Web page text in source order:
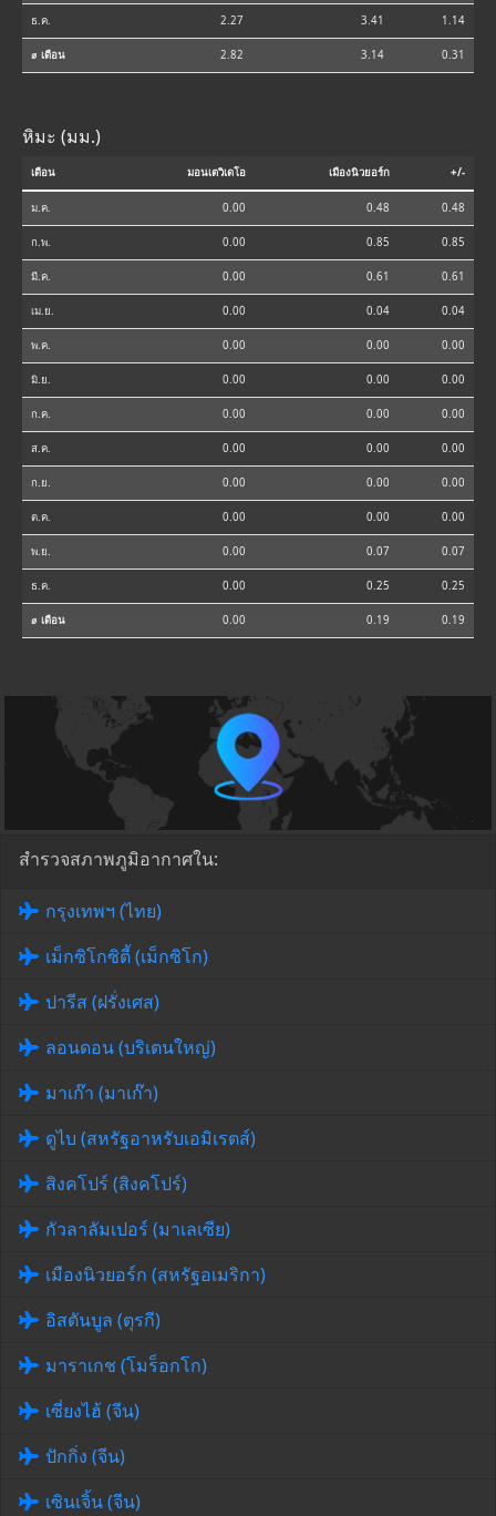
ธ.ค. 2.27 3.41 1.14
⌀ เดือน 2.82 3.14 0.31
หิมะ (มม.)
เดือน มอนเตวิเดโอ เมืองนิวยอร์ก +/-
ม.ค. 0.00 0.48 0.48
ก.พ. 0.00 0.85 0.85
มี.ค. 0.00 0.61 0.61
เม.ย. 0.00 0.04 0.04
พ.ค. 0.00 0.00 0.00
มิ.ย. 0.00 0.00 0.00
ก.ค. 0.00 0.00 0.00
ส.ค. 0.00 0.00 0.00
ก.ย. 0.00 0.00 0.00
ต.ค. 0.00 0.00 0.00
พ.ย. 0.00 0.07 0.07
ธ.ค. 0.00 0.25 0.25
⌀ เดือน 0.00 0.19 0.19
สำรวจสภาพภูมิอากาศใน:
กรุงเทพฯ (ไทย)
เม็กซิโกซิตี้ (เม็กซิโก)
ปารีส (ฝรั่งเศส)
ลอนดอน (บริเตนใหญ่)
มาเก๊า (มาเก๊า)
ดูไบ (สหรัฐอาหรับเอมิเรตส์)
สิงคโปร์ (สิงคโปร์)
กัวลาลัมเปอร์ (มาเลเซีย)
เมืองนิวยอร์ก (สหรัฐอเมริกา)
อิสตันบูล (ตุรกี)
มาราเกช (โมร็อกโก)
เซี่ยงไฮ้ (จีน)
ปักกิ่ง (จีน)
เซินเจิ้น (จีน)